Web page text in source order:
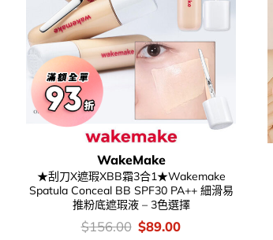
WakeMake
★刮刀X遮瑕XBB霜3合1★Wakemake
Spatula Conceal BB SPF30 PA++ 細滑易
推粉底遮瑕液 – 3色選擇
價
$156.00 Original
$89.00Current